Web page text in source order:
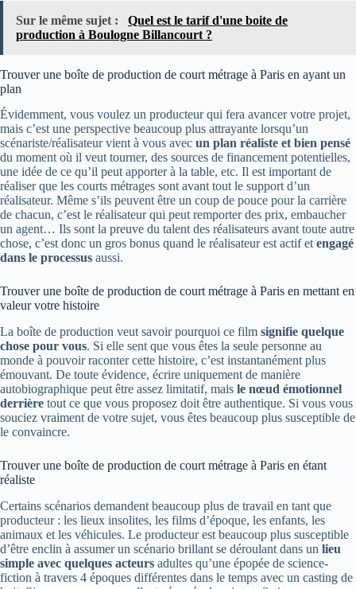
Sur le même sujet :
Quel est le tarif d'une boite de
production à Boulogne Billancourt ?
Trouver une boîte de production de court métrage à Paris en ayant un
plan
Évidemment, vous voulez un producteur qui fera avancer votre projet,
mais c’est une perspective beaucoup plus attrayante lorsqu’un
scénariste/réalisateur vient à vous avec un plan réaliste et bien pensé
du moment où il veut tourner, des sources de financement potentielles,
une idée de ce qu’il peut apporter à la table, etc. Il est important de
réaliser que les courts métrages sont avant tout le support d’un
réalisateur. Même s’ils peuvent être un coup de pouce pour la carrière
de chacun, c’est le réalisateur qui peut remporter des prix, embaucher
un agent… Ils sont la preuve du talent des réalisateurs avant toute autre
chose, c’est donc un gros bonus quand le réalisateur est actif et engagé
dans le processus aussi.
Trouver une boîte de production de court métrage à Paris en mettant en
valeur votre histoire
La boîte de production veut savoir pourquoi ce film signifie quelque
chose pour vous. Si elle sent que vous êtes la seule personne au
monde à pouvoir raconter cette histoire, c’est instantanément plus
émouvant. De toute évidence, écrire uniquement de manière
autobiographique peut être assez limitatif, mais le nœud émotionnel
derrière tout ce que vous proposez doit être authentique. Si vous vous
souciez vraiment de votre sujet, vous êtes beaucoup plus susceptible de
le convaincre.
Trouver une boîte de production de court métrage à Paris en étant
réaliste
Certains scénarios demandent beaucoup plus de travail en tant que
producteur : les lieux insolites, les films d’époque, les enfants, les
animaux et les véhicules. Le producteur est beaucoup plus susceptible
d’être enclin à assumer un scénario brillant se déroulant dans un lieu
simple avec quelques acteurs adultes qu’une épopée de science-
fiction à travers 4 époques différentes dans le temps avec un casting de